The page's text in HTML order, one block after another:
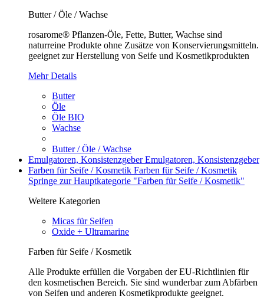
Butter / Öle / Wachse
rosarome® Pflanzen-Öle, Fette, Butter, Wachse sind
naturreine Produkte ohne Zusätze von Konservierungsmitteln.
geeignet zur Herstellung von Seife und Kosmetikprodukten
Mehr Details
Butter
Öle
Öle BIO
Wachse
Butter / Öle / Wachse
Emulgatoren, KonsistenzgeberEmulgatoren, Konsistenzgeber
Farben für Seife / Kosmetik Farben für Seife / Kosmetik
Springe zur Hauptkategorie "Farben für Seife / Kosmetik"
Weitere Kategorien
Micas für Seifen
Oxide + Ultramarine
Farben für Seife / Kosmetik
Alle Produkte erfüllen die Vorgaben der EU-Richtlinien für
den kosmetischen Bereich. Sie sind wunderbar zum Abfärben
von Seifen und anderen Kosmetikprodukte geeignet.